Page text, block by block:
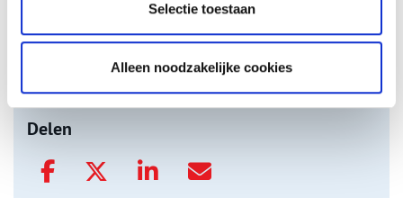
Selectie toestaan
Alleen noodzakelijke cookies
De eendenboeten op De Haukes
onh.nl>video>
Delen